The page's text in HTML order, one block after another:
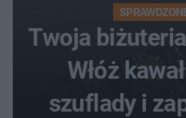
Twoja
Włóż
szuflady i